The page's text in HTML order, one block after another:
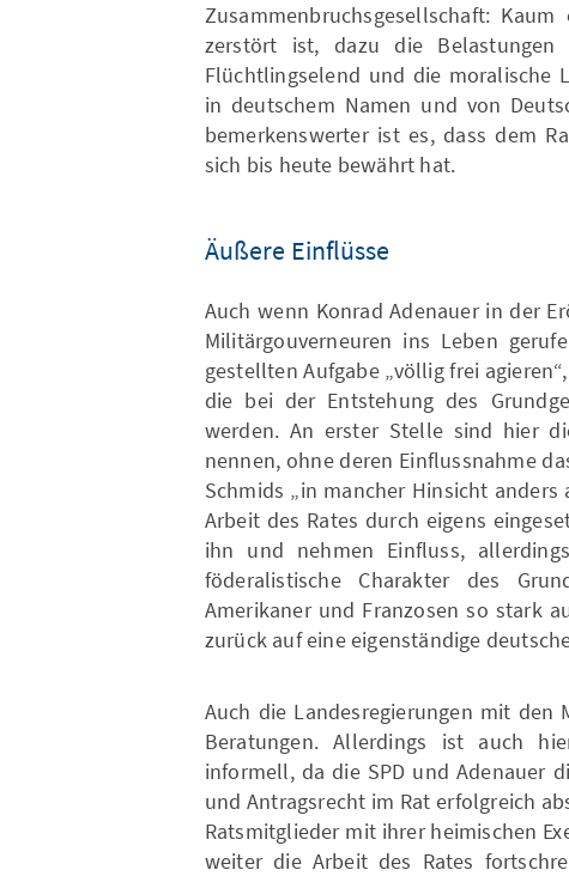
Zusammenbruchsgesellschaft:
zerstört ist, dazu die Belastungen
Flüchtlingselend und die moralische
in deutschem Namen und von
bemerkenswerter ist es, dass dem
sich bis heute bewährt hat.
Äußere Einflüsse
Auch wenn Konrad Adenauer in der
Militärgouverneuren ins Leben
gestellten Aufgabe „völlig frei
die bei der Entstehung des
werden. An erster Stelle sind hier
nennen, ohne deren Einflussnahme
Schmids „in mancher Hinsicht
Arbeit des Rates durch eigens
ihn und nehmen Einfluss,
föderalistische Charakter des
Amerikaner und Franzosen so stark
zurück auf eine eigenständige
Auch die Landesregierungen mit den
Beratungen. Allerdings ist auch
informell, da die SPD und Adenauer
und Antragsrecht im Rat erfolgreich
Ratsmitglieder mit ihrer heimischen
weiter die Arbeit des Rates